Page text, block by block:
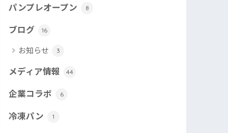
パンプレオープン 8
ブログ 16
お知らせ 3
メディア情報 44
企業コラボ 6
冷凍パン 1